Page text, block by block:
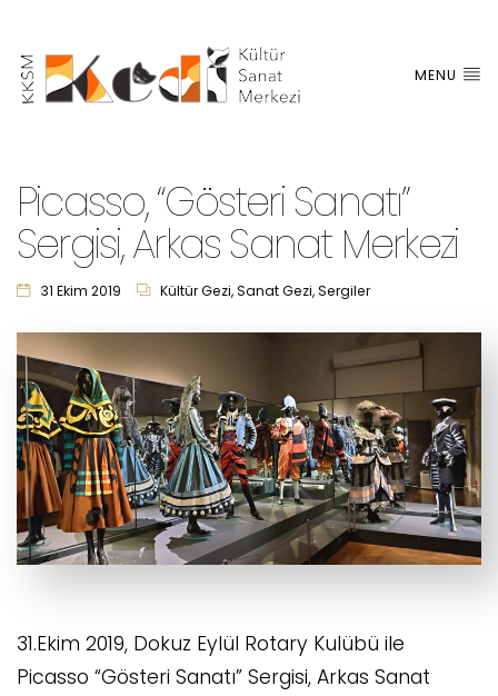
MENU
Picasso, “Gösteri Sanatı”
Sergisi, Arkas Sanat Merkezi
31 Ekim 2019 Kültür Gezi,Sanat Gezi,Sergiler
31.Ekim 2019, Dokuz Eylül Rotary Kulübü ile
Picasso “Gösteri Sanatı” Sergisi, Arkas Sanat